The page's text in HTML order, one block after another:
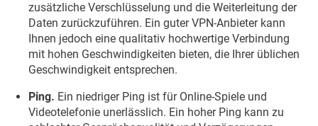
zusätzliche Verschlüsselung und die Weiterleitung der
Daten zurückzuführen. Ein guter VPN-Anbieter kann
Ihnen jedoch eine qualitativ hochwertige Verbindung
mit hohen Geschwindigkeiten bieten, die Ihrer üblichen
Geschwindigkeit entsprechen.
Ping. Ein niedriger Ping ist für Online-Spiele und
Videotelefonie unerlässlich. Ein hoher Ping kann zu